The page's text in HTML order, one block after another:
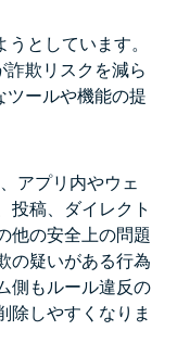
としています。
詐欺リスクを減ら
ツールや機能の提
アプリ内やウェ
投稿、ダイレクト
他の安全上の問題
の疑いがある行為
側もルール違反の
除しやすくなりま